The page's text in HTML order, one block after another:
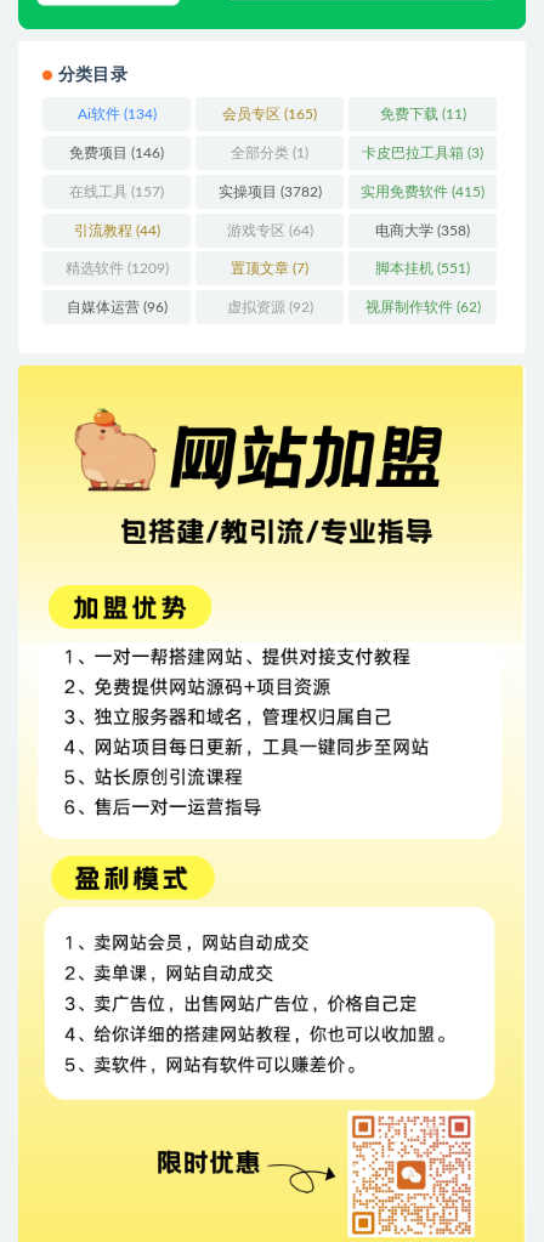
分类目录
Ai软件(134) 会员专区 (165) 免费下载 (11)
免费项目 (146) 全部分类 (1) 卡皮巴拉工具箱 (3)
在线工具 (157) 实操项目 (3782) 实用免费软件 (415)
引流教程 (44) 游戏专区 (64) 电商大学 (358)
精选软件(1209) 置顶文章 (7) 脚本挂机 (551)
自媒体运营(96) 虚拟资源 (92) 视屏制作软件(62)